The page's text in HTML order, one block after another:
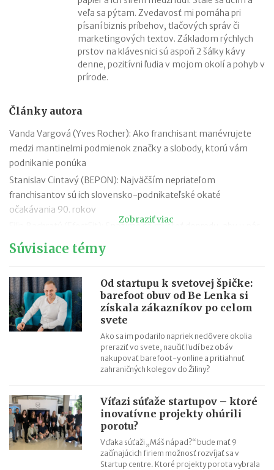
veľa sa pýtam. Zvedavosť mi pomáha pri
písaní biznis príbehov, tlačových správ či
marketingových textov. Základom rýchlych
prstov na klávesnici sú aspoň 2 šálky kávy
denne, pozitívni ľudia v mojom okolí a pohyb v
prírode.
Články autora
Vanda Vargová (Yves Rocher): Ako franchisant manévrujete
medzi mantinelmi podmienok značky a slobody, ktorú vám
podnikanie ponúka
Stanislav Cintavý (BEPON): Najväčším nepriateľom
franchisantov sú ich slovensko-podnikateľské okaté
očakávania 90. rokov
Filip Bachratý (EfectFit): Snažíme sa myslieť dopredu, aby u nás
zákazníci našli všetko, čo hľadajú
Iveta Živicová (ERA): Ak je niekto individualista, nech ide cestou
je pre tímových hráčov
Ľubica Mačugová (Cyprianus): Nevzdávajte sa pri prvom
neúspechu, každé poznanie vás posúva ďalej. Najdôležitejšia je
chuť a výdrž
Roman Fridrich (Coffee Brothers): Až keď sme mali produkt
hodný franchisingu, pustili sme sa do budovania siete
strojom. Zvolila druhú možnosť a svetu predstavila značku Just
Love
Pavel Čmelík (Hamleys): Na začiatku svojej kariéry som netušil,
že tento rok otvorím druhé najväčšie hračkárstvo na svete
Už po 5 mesiacoch na trhu senzory iniciatívneho Trenčana
Zobraziť viac
Súvisiace témy
Od startupu k svetovej špičke:
barefoot obuv od Be Lenka si
získala zákazníkov po celom
svete
Ako sa im podarilo napriek nedôvere okolia
preraziť vo svete, naučiť ľudí bez obáv
nakupovať barefoot-y online a pritiahnuť
zahraničných kolegov do Žiliny?
Víťazi súťaže startupov – ktoré
inovatívne projekty ohúrili
porotu?
Vďaka súťaži „Máš nápad?“ bude mať 9
začínajúcich firiem možnosť rozvíjať sa v
Startup centre. Ktoré projekty porota vybrala